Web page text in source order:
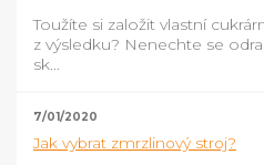
Toužíte si založit vlastní
z výsledku? Nenechte se
sk...
7/01/2020
Jak vybrat zmrzlinový stroj?